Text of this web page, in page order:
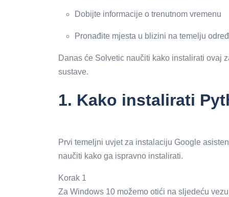
Dobijte informacije o trenutnom vremenu
Pronađite mjesta u blizini na temelju
Danas će Solvetic naučiti kako instalirati ovaj
sustave.
1. Kako instalirati
Prvi temeljni uvjet za instalaciju Google
naučiti kako ga ispravno instalirati.
Korak 1
Za Windows 10 možemo otići na sljedeću